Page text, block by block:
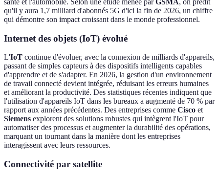
santé et l'automobile. Selon une étude menée parGSMA, on prédit
qu'il y aura 1,7 milliard d'abonnés 5G d'ici la fin de 2026, un chiffre
qui démontre son impact croissant dans le monde professionnel.
Internet des objets (IoT) évolué
L'IoT continue d'évoluer, avec la connexion de milliards d'appareils,
passant de simples capteurs à des dispositifs intelligents capables
d'apprendre et de s'adapter. En 2026, la gestion d'un environnement
de travail connecté devient intégrée, réduisant les erreurs humaines
et améliorant la productivité. Des statistiques récentes indiquent que
l'utilisation d'appareils IoT dans les bureaux a augmenté de 70 % par
rapport aux années précédentes. Des entreprises comme Cisco et
Siemens explorent des solutions robustes qui intègrent l'IoT pour
automatiser des processus et augmenter la durabilité des opérations,
marquant un tournant dans la manière dont les entreprises
interagissent avec leurs ressources.
Connectivité par satellite